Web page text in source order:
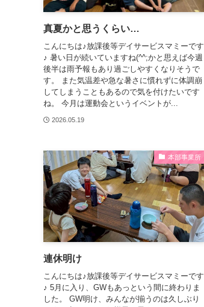
真夏かと思うくらい…
こんにちは♪放課後等デイサービスマミーです
♪ 暑い日が続いていますね(^^;かと思えば今週
後半は雨予報もあり過ごしやすくなりそうで
す。 また気温差や急な暑さに慣れずに体調崩
してしまうこともあるので気を付けたいです
ね。 今月は運動会というイベントが...
2026.05.19
本部事業所
連休明け
こんにちは♪放課後等デイサービスマミーです
♪ 5月に入り、GWもあっという間に終わりま
した。 GW明け、みんなが揃うのは久しぶり